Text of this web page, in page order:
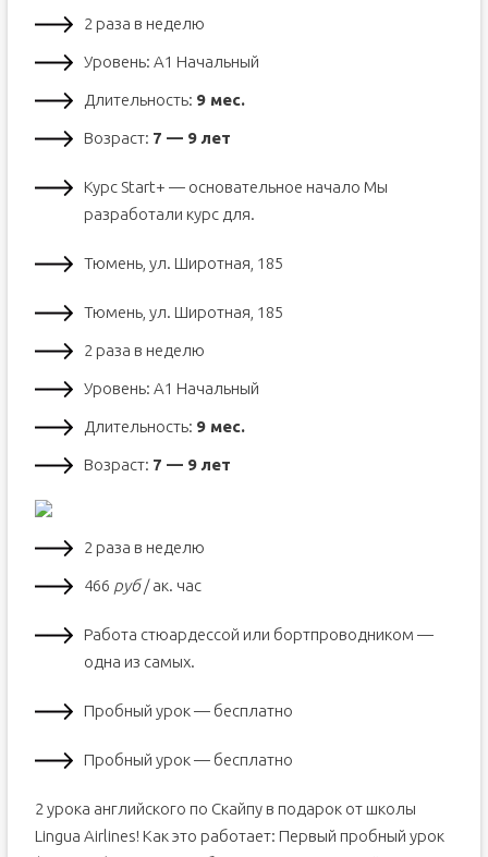
2 раза в неделю
Уровень: А1 Начальный
Длительность: 9 мес.
Возраст: 7 — 9 лет
Курс Start+ — основательное начало Мы
разработали курс для.
Тюмень, ул. Широтная, 185
Тюмень, ул. Широтная, 185
2 раза в неделю
Уровень: А1 Начальный
Длительность: 9 мес.
Возраст: 7 — 9 лет
2 раза в неделю
466 руб/ ак. час
Работа стюардессой или бортпроводником —
одна из самых.
Пробный урок — бесплатно
Пробный урок — бесплатно
2 урока английского по Скайпу в подарок от школы
Lingua Airlines! Как это работает: Первый пробный урок